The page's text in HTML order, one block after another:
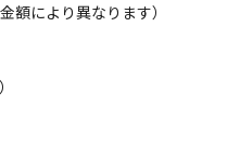
額により異なります）